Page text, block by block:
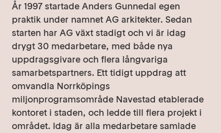
År 1997 startade Anders Gunnedal egen
praktik under namnet AG arkitekter. Sedan
starten har AG växt stadigt och vi är idag
drygt 30 medarbetare, med både nya
uppdragsgivare och flera långvariga
samarbetspartners. Ett tidigt uppdrag att
omvandla Norrköpings
miljonprogramsområde Navestad etablerade
kontoret i staden, och ledde till flera projekt i
området. Idag är alla medarbetare samlade